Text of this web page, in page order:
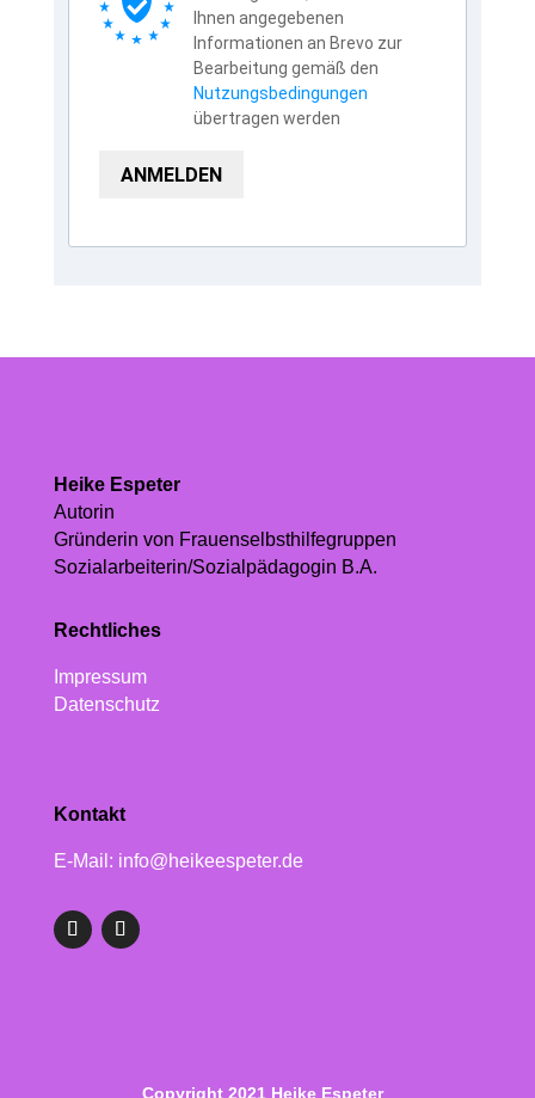
Ihnen angegebenen
Informationen an Brevo zur
Bearbeitung gemäß den
Nutzungsbedingungen
übertragen werden
ANMELDEN
Heike Espeter
Autorin
Gründerin von Frauenselbsthilfegruppen
Sozialarbeiterin/Sozialpädagogin B.A.
Rechtliches
Impressum
Datenschutz
Kontakt
E-Mail: info@heikeespeter.de
Copyright 2021 Heike Espeter